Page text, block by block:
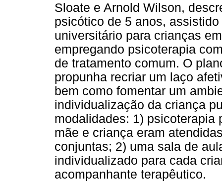
Sloate e Arnold Wilson,
psicótico de 5 anos,
universitário para crianças
empregando psicoterapia
de tratamento comum. O
propunha recriar um laço
bem como fomentar um
individualização da criança
modalidades: 1) psicoterapia
mãe e criança eram
conjuntas; 2) uma sala de
individualizado para cada
acompanhante terapêutico.